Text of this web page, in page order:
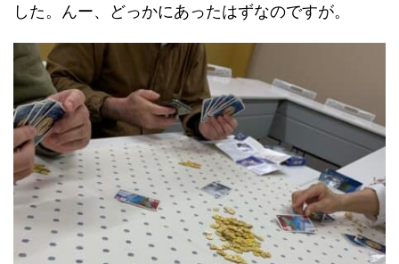
した。んー、どっかにあったはずなのですが。